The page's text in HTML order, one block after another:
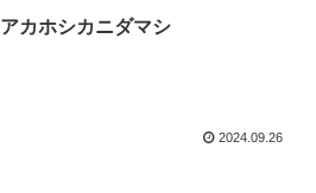
アカホシカニダマシ
2024.09.26